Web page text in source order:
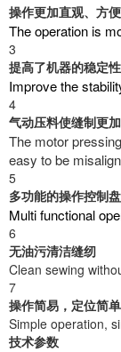
操作更加直观、方便
The operation is
3
提高了机器的稳定
Improve the
4
气动压料使缝制更
The motor
easy to be
5
多功能的操作控制盘
Multi functional
6
无油污清洁缝纫
Clean sewing
7
操作简易，定位简
Simple operation,
技术参数